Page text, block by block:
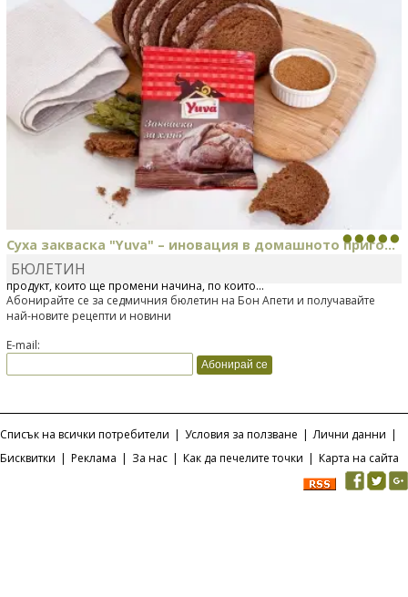
Суха закваска "Yuva" – иновация в домашното приго...
Отскоро Лесафр България стартира предлагането на изцяло нов
продукт, който ще промени начина, по който...
БЮЛЕТИН
Абонирайте се за седмичния бюлетин на Бон Апети и получавайте
най-новите рецепти и новини
E-mail:
Списък на всички потребители | Условия за ползване | Лични данни |
Бисквитки | Реклама | За нас | Как да печелите точки | Карта на сайта